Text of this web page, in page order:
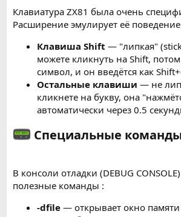
Клавиатура ZX81 была очень
Расширение эмулирует её
Клавиша Shift — "липкая"
можете кликнуть на Shift,
символ, и он введётся как
Остальные клавиши — не
кликнете на букву, она
автоматически через 0.5
Специальные
В консоли отладки (DEBUG
полезные команды :
-dfile — открывает окно